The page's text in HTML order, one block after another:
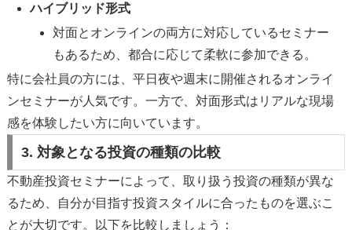
ハイブリッド形式
対面とオンラインの両方に対応しているセミナー
もあるため、都合に応じて柔軟に参加できる。
特に会社員の方には、平日夜や週末に開催されるオンライ
ンセミナーが人気です。一方で、対面形式はリアルな現場
感を体験したい方に向いています。
3. 対象となる投資の種類の比較
不動産投資セミナーによって、取り扱う投資の種類が異な
るため、自分が目指す投資スタイルに合ったものを選ぶこ
とが大切です。以下を比較しましょう：